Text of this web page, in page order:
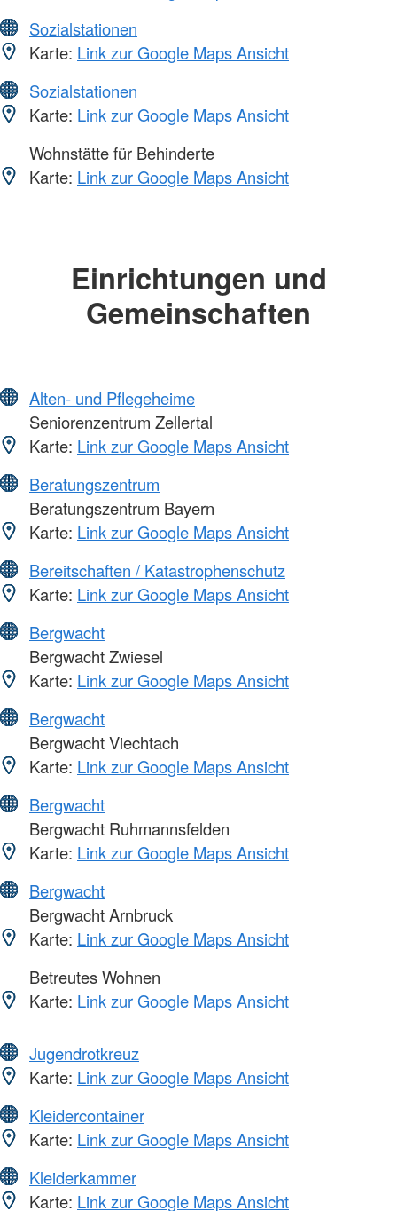
Sozialstationen
Karte: Link zur Google Maps Ansicht
Sozialstationen
Karte: Link zur Google Maps Ansicht
Wohnstätte für Behinderte
Karte: Link zur Google Maps Ansicht
Einrichtungen und
Gemeinschaften
Alten- und Pflegeheime
Seniorenzentrum Zellertal
Karte: Link zur Google Maps Ansicht
Beratungszentrum
Beratungszentrum Bayern
Karte: Link zur Google Maps Ansicht
Bereitschaften / Katastrophenschutz
Karte: Link zur Google Maps Ansicht
Bergwacht
Bergwacht Zwiesel
Karte: Link zur Google Maps Ansicht
Bergwacht
Bergwacht Viechtach
Karte: Link zur Google Maps Ansicht
Bergwacht
Bergwacht Ruhmannsfelden
Karte: Link zur Google Maps Ansicht
Bergwacht
Bergwacht Arnbruck
Karte: Link zur Google Maps Ansicht
Betreutes Wohnen
Karte: Link zur Google Maps Ansicht
Jugendrotkreuz
Karte: Link zur Google Maps Ansicht
Kleidercontainer
Karte: Link zur Google Maps Ansicht
Kleiderkammer
Karte: Link zur Google Maps Ansicht